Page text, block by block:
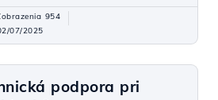
954
07/2025
podpora pri